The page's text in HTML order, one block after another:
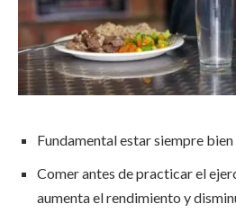
Fundamental estar siempre bien
Comer antes de practicar el
aumenta el rendimiento y